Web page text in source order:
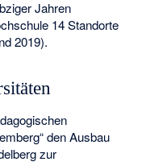
Jahren
14 Standorte
2019).
den Ausbau
zur